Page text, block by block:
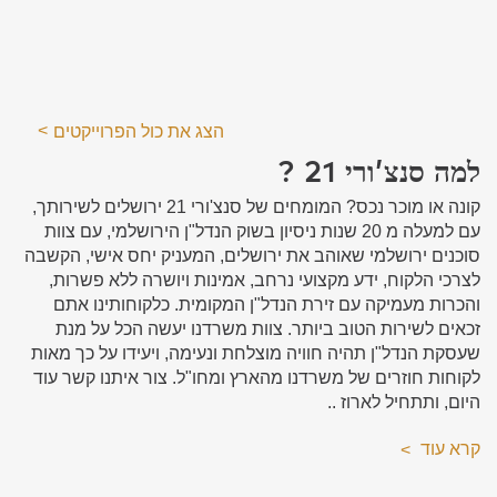
הצג את כול הפרוייקטים
למה סנצ’ורי 21 ?
קונה או מוכר נכס? המומחים של סנצ'ורי 21 ירושלים לשירותך,
עם למעלה מ 20 שנות ניסיון בשוק הנדל"ן הירושלמי, עם צוות
סוכנים ירושלמי שאוהב את ירושלים, המעניק יחס אישי, הקשבה
לצרכי הלקוח, ידע מקצועי נרחב, אמינות ויושרה ללא פשרות,
והכרות מעמיקה עם זירת הנדל"ן המקומית. כלקוחותינו אתם
זכאים לשירות הטוב ביותר. צוות משרדנו יעשה הכל על מנת
שעסקת הנדל"ן תהיה חוויה מוצלחת ונעימה, ויעידו על כך מאות
לקוחות חוזרים של משרדנו מהארץ ומחו"ל. צור איתנו קשר עוד
היום, ותתחיל לארוז ..
קרא עוד